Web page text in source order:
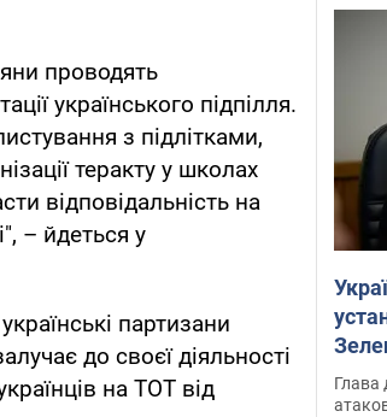
проводять
українського підпілля.
з підлітками,
теракту у школах
відповідальність на
– йдеться у
партизани
до своєї діяльності
на ТОТ від
Глава